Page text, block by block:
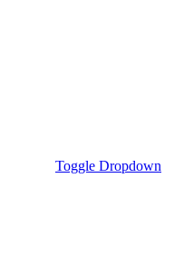
Toggle Dropdown